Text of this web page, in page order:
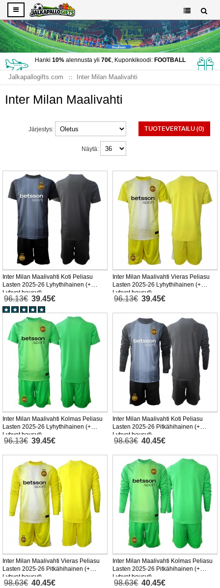
Hanki 10%alennusta yli 70€, Kuponkikoodi: FOOTBALL
Jalkapallogifts.com Inter Milan Maalivahti
Inter Milan Maalivahti
TUOTEVERTAILU (0)
Järjestys:
Näytä:
Inter Milan Maalivahti Koti Peliasu
Lasten 2025-26 Lyhythihainen (+
Lyhyet housut)
96.13€ 39.45€
Inter Milan Maalivahti Vieras Peliasu
Lasten 2025-26 Lyhythihainen (+
Lyhyet housut)
96.13€ 39.45€
Inter Milan Maalivahti Kolmas Peliasu
Lasten 2025-26 Lyhythihainen (+
Lyhyet housut)
96.13€ 39.45€
Inter Milan Maalivahti Koti Peliasu
Lasten 2025-26 Pitkähihainen (+
Lyhyet housut)
98.63€ 40.45€
Inter Milan Maalivahti Vieras Peliasu
Lasten 2025-26 Pitkähihainen (+
Lyhyet housut)
98.63€ 40.45€
Inter Milan Maalivahti Kolmas Peliasu
Lasten 2025-26 Pitkähihainen (+
Lyhyet housut)
98.63€ 40.45€